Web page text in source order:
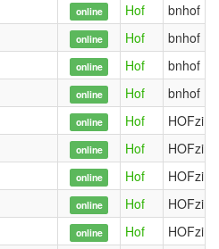
online Hof
bnhof
online Hof
bnhof
online Hof
bnhof
online Hof
bnhof
online Hof
online Hof
online Hof
online Hof
online Hof